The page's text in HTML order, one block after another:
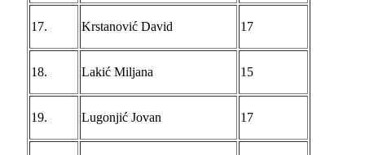
17. Krstanović David 17
18. Lakić Miljana 15
19. Lugonjić Jovan 17